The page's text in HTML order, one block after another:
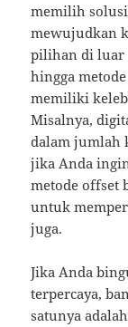
memilih
mewujudkan
pilihan di luar
hingga
memiliki
Misalnya,
dalam jumlah
jika Anda
metode offset
untuk
juga.
Jika Anda
terpercaya,
satunya